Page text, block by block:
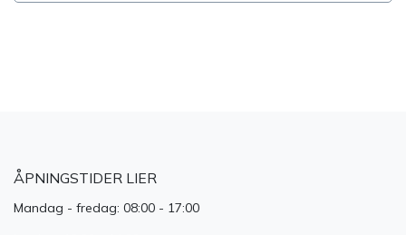
ÅPNINGSTIDER LIER
Mandag - fredag: 08:00 - 17:00